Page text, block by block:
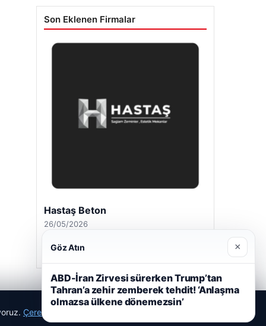
Son Eklenen Firmalar
Hastaş Beton
26/05/2026
Çerez Politikamız
Göz Atın ×
ABD-İran Zirvesi sürerken Trump’tan
Tahran’a zehir zemberek tehdit! ‘Anlaşma
olmazsa ülkene dönemezsin’